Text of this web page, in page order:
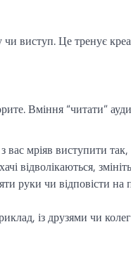
виступ. Це тренує
Вміння “читати”
вас мріяв виступити
відволікаються,
руки чи відповісти на
із друзями чи